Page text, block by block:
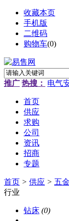
收藏本页
手机版
二维码
购物车(0)
推广 热搜： 电气
首页
供应
求购
公司
资讯
招商
专题
首页 > 供应 > 五
行业
钻床 (0)